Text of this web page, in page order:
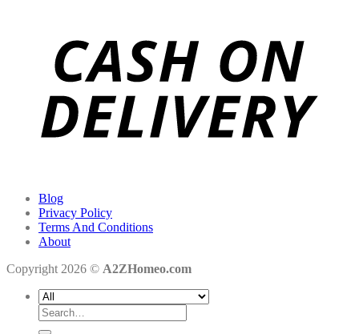
Blog
Privacy Policy
Terms And Conditions
About
Copyright 2026 © A2ZHomeo.com
Search
for: